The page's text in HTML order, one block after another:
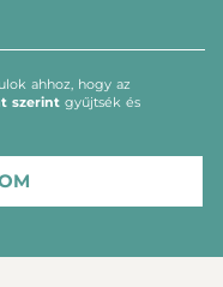
ahhoz, hogy az
szerint gyűjtsék és